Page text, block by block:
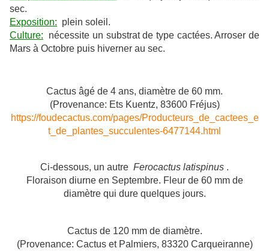
sec.
Exposition: plein soleil.
Culture: nécessite un substrat de type cactées. Arroser de
Mars à Octobre puis hiverner au sec.
Cactus âgé de 4 ans, diamètre de 60 mm.
(Provenance: Ets Kuentz, 83600 Fréjus)
https://foudecactus.com/pages/Producteurs_de_cactees_e
t_de_plantes_succulentes-6477144.html
Ci-dessous, un autre Ferocactus latispinus .
Floraison diurne en Septembre. Fleur de 60 mm de
diamètre qui dure quelques jours.
Cactus de 120 mm de diamètre.
(Provenance: Cactus et Palmiers, 83320 Carqueiranne)